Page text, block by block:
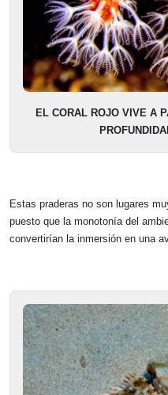
EL CORAL ROJO VIVE A
Estas praderas no son lugares
puesto que la monotonía del
convertirían la inmersión en una